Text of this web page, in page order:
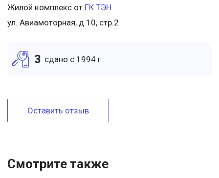
Жилой комплекс от ГК ТЭН
ул. Авиамоторная, д.10, стр.2
3 cдано c 1994 г.
Оставить отзыв
Смотрите также